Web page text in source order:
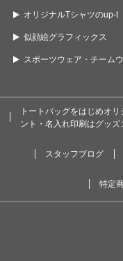
オリジナルTシャツのup-t
似顔絵グラフィックス
スポーツウェア・チーム
トートバッグをはじめオ
ント・名入れ印刷はグッ
スタッフブログ
特定